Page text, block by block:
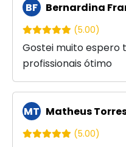
BF Bernardina
(5.00)
Gostei muito espero
profissionais ótimo
MT Matheus
(5.00)